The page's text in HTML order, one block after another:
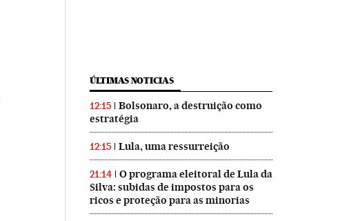
ÚLTIMAS NOTICIAS
12:15
Bolsonaro, a destruição como
estratégia
12:15 Lula, uma ressurreição
21:14
O programa eleitoral de Lula da
Silva: subidas de impostos para os
ricos e proteção para as minorias